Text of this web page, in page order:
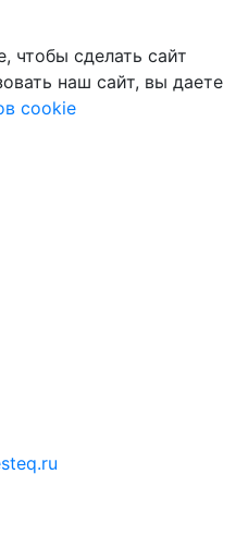
чтобы сделать сайт
наш сайт, вы даете
cookie